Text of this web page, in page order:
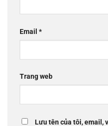
Email *
Trang web
Lưu tên của tôi, email,